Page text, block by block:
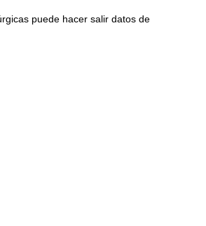
puede hacer salir datos de